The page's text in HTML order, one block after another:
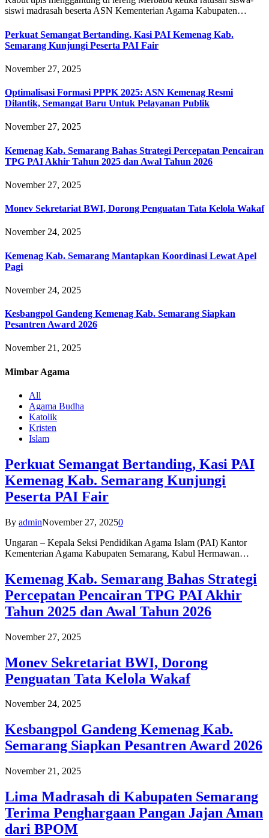
siswi madrasah beserta ASN Kementerian Agama Kabupaten…
Perkuat Semangat Bertanding, Kasi PAI Kemenag Kab.
Semarang Kunjungi Peserta PAI Fair
November 27, 2025
Optimalisasi Formasi PPPK 2025: ASN Kemenag Resmi
Dilantik, Semangat Baru Untuk Pelayanan Publik
November 27, 2025
Kemenag Kab. Semarang Bahas Strategi Percepatan Pencairan
TPG PAI Akhir Tahun 2025 dan Awal Tahun 2026
November 27, 2025
Monev Sekretariat BWI, Dorong Penguatan Tata Kelola Wakaf
November 24, 2025
Kemenag Kab. Semarang Mantapkan Koordinasi Lewat Apel
Pagi
November 24, 2025
Kesbangpol Gandeng Kemenag Kab. Semarang Siapkan
Pesantren Award 2026
November 21, 2025
Mimbar Agama
All
Agama Budha
Katolik
Kristen
Islam
Perkuat Semangat Bertanding, Kasi PAI
Kemenag Kab. Semarang Kunjungi
Peserta PAI Fair
By adminNovember 27, 20250
Ungaran – Kepala Seksi Pendidikan Agama Islam (PAI) Kantor
Kementerian Agama Kabupaten Semarang, Kabul Hermawan…
Kemenag Kab. Semarang Bahas Strategi
Percepatan Pencairan TPG PAI Akhir
Tahun 2025 dan Awal Tahun 2026
November 27, 2025
Monev Sekretariat BWI, Dorong
Penguatan Tata Kelola Wakaf
November 24, 2025
Kesbangpol Gandeng Kemenag Kab.
Semarang Siapkan Pesantren Award 2026
November 21, 2025
Lima Madrasah di Kabupaten Semarang
Terima Penghargaan Pangan Jajan Aman
dari BPOM